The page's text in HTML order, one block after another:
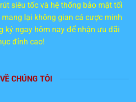
siêu tốc và hệ thống bảo mật tối
lại không gian cá cược minh
ký ngay hôm nay để nhận ưu đãi
đỉnh cao!
VỀ CHÚNG TÔI